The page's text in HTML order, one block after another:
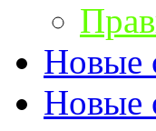
Новые
Новые